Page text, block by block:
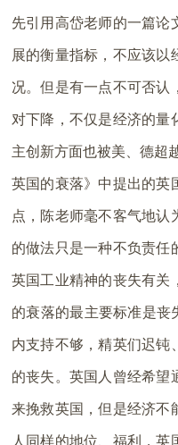
先引用高岱老师的一篇论
展的衡量指标，不应该以
况。但是有一点不可否认
对下降，不仅是经济的量
主创新方面也被美、德超
英国的衰落》中提出的英
点，陈老师毫不客气地认
的做法只是一种不负责任
英国工业精神的丧失有关
的衰落的最主要标准是丧
内支持不够，精英们迟钝
的丧失。英国人曾经希望
来挽救英国，但是经济不
人同样的地位、福利，